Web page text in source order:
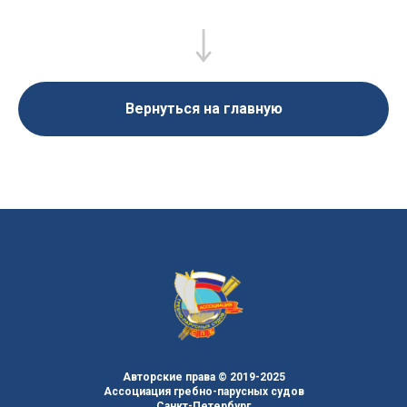
Вернуться на главную
Авторские права © 2019-2025
Ассоциация гребно-парусных судов